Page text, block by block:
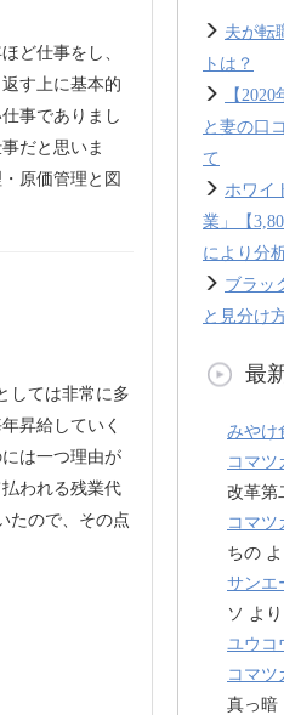
ど仕事をし、
す上に基本的
事でありまし
だと思いま
原価管理と図
しては非常に多
昇給していく
は一つ理由が
われる残業代
たので、その点
夫が転
トは？
【
と妻の口
て
ホワイ
業」【
により分
ブラッ
と見分け
最
みやけ
コマツ
改革第
コマツ
ちの
サンエ
ソ より
ユウコ
コマツ
真っ暗